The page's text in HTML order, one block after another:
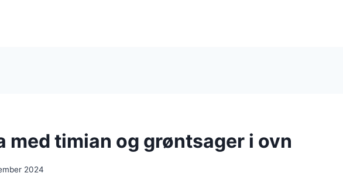
med timian og grøntsager i ovn
2024